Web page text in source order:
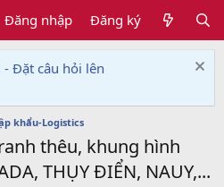
Đăng nhập Đăng ký
- Đặt câu hỏi lên
khẩu-Logistics
thêu, khung hình
THỤY ĐIỂN, NAUY,...